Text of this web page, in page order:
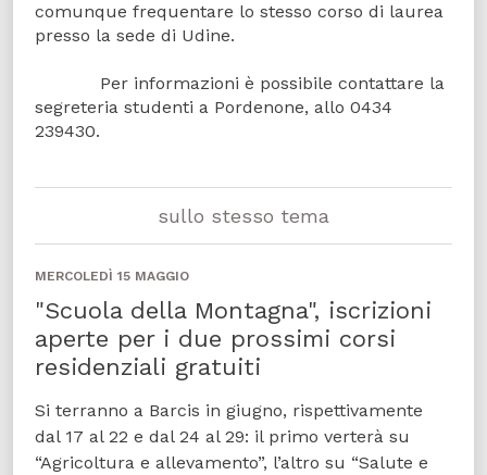
comunque frequentare lo stesso corso di laurea
presso la sede di Udine.
Per informazioni è possibile contattare la
segreteria studenti a Pordenone, allo 0434
239430.
sullo stesso tema
MERCOLEDÌ 15 MAGGIO
"Scuola della Montagna", iscrizioni
aperte per i due prossimi corsi
residenziali gratuiti
Si terranno a Barcis in giugno, rispettivamente
dal 17 al 22 e dal 24 al 29: il primo verterà su
“Agricoltura e allevamento”, l’altro su “Salute e